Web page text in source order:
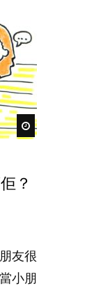
Watch Later
？
友很
小朋